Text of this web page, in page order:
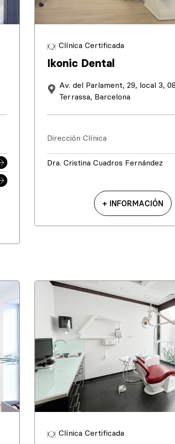
Clínica Certificada
Ikonic Dental
Av. del Parlament, 29, local 3,
Terrassa, Barcelona
Dirección Clínica
Dra. Cristina Cuadros Fernández
+ INFORMACIÓN
Clínica Certificada